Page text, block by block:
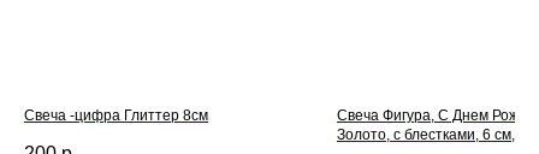
Свеча -цифра Глиттер 8см
Свеча Фигура, С Днем
Золото, с блестками, 6 см, 1